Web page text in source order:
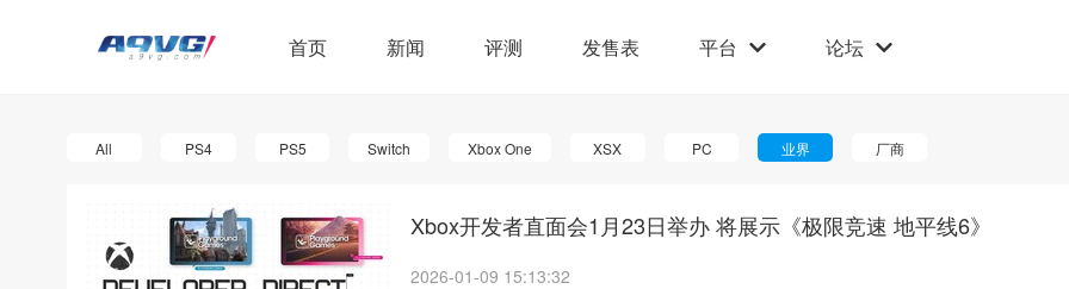
首页 新闻 评测 发售表 平台 论坛
All PS4 PS5 Switch Xbox One XSX PC 业界 厂商
Xbox开发者直面会1月23日举办 将展示《极限竞速 地平线6》
2026-01-09 15:13:32